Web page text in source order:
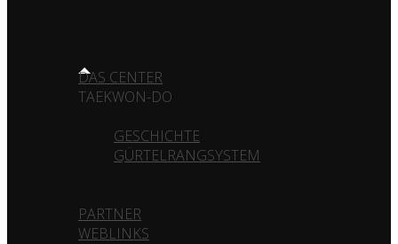
DAS CENTER
TAEKWON-DO
GESCHICHTE
GÜRTELRANGSYSTEM
PARTNER
WEBLINKS